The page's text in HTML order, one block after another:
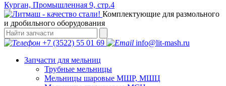
Курган, Промышленная 9, стр.4
Комплектующие для размольного
и дробильного оборудования
+7 (3522) 55 01 69
info@lit-mash.ru
Запчасти для мельниц
Трубные мельницы
Мельницы шаровые МШР, МШЦ